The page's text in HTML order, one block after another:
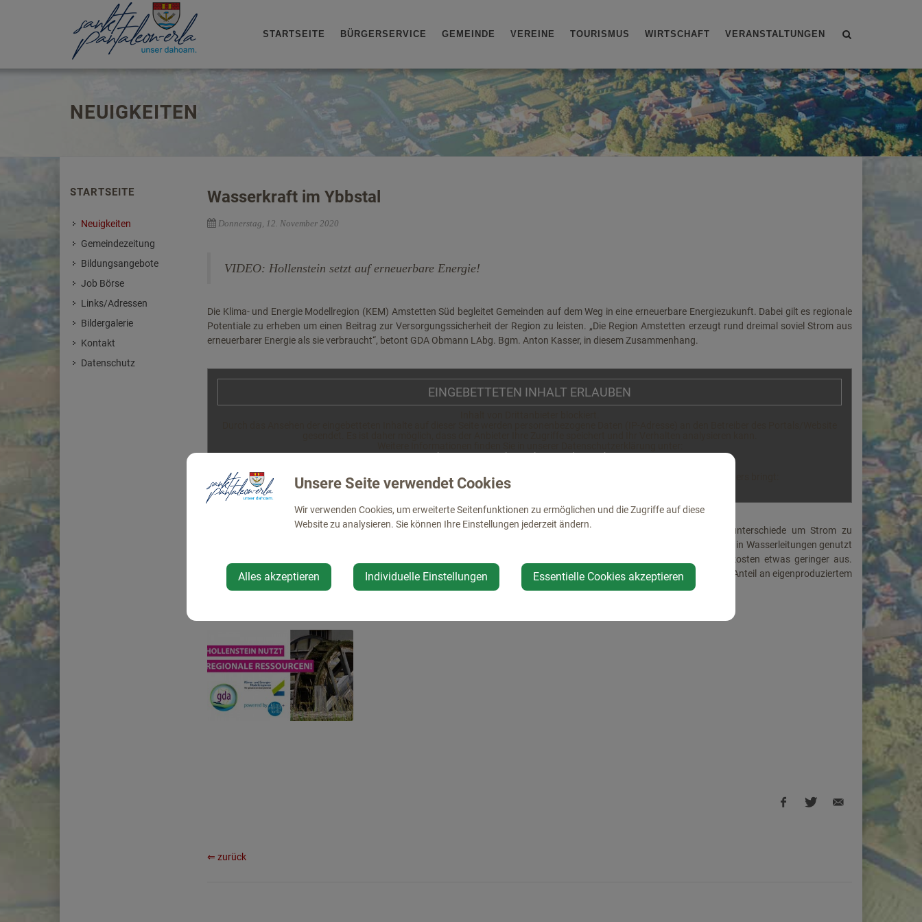
Site
STARTSEITE BÜRGERSERVICE GEMEINDE VEREINE TOURISMUS WIRTSCHAFT VERANSTALTUNGEN
NEUIGKEITEN
Wasserkraft im Ybbstal
Donnerstag, 12. November 2020
VIDEO: Hollenstein setzt auf erneuerbare Energie!
Die Klima- und Energie Modellregion (KEM) Amstetten Süd begleitet Gemeinden auf dem Weg in eine erneuerbare Energiezukunft. Dabei gilt es regionale
Potentiale zu erheben um einen Beitrag zur Versorgungssicherheit der Region zu leisten. „Die Region Amstetten erzeugt rund dreimal soviel Strom aus
erneuerbarer Energie als sie verbraucht“, betont GDA Obmann LAbg. Bgm. Anton Kasser, in diesem Zusammenhang.
EINGEBETTETEN INHALT ERLAUBEN
https://st-pantaleon-erla.gv.at/datenschutz
Alternativ können Sie auch den folgenden Link benutzen, der Sie direkt zum Inhalt auf die Website des Anbieters bringt:
https://www.youtube.com/embed/pcAdNCZ_2yw
Hollenstein nutzt vorhandene Ressourcen - Die Gemeinde Hollenstein/Y. nutzt bereits seit Jahren natürliche Höhenunterschiede um Strom zu
produzieren. In Quell- bzw. Trinkwasserkraftwerken produzierter Strom bietet dabei doppelten Nutzen. Hier wird die Fallhöhe in Wasserleitungen genutzt
um Strom zu erzeugen. Da die Leitungen und nötige Infrastruktur bereits vorhanden sind, fallen auch die Investitionskosten etwas geringer aus.
Derartige Wasserkraftwerke sowie ein eigenes Niederspannungsnetz sorgen in der Gemeinde Hollenstein/Y. für einen hohen Anteil an eigenproduziertem
Strom.
⇐ zurück
STARTSEITE
Neuigkeiten
Gemeindezeitung
Bildungsangebote
Job Börse
Links/Adressen
Bildergalerie
Kontakt
Datenschutz
Unsere Seite verwendet Cookies
Wir verwenden Cookies, um erweiterte Seitenfunktionen zu ermöglichen und die Zugriffe auf diese
Website zu analysieren. Sie können Ihre Einstellungen jederzeit ändern.
Alles akzeptieren Individuelle Einstellungen Essentielle Cookies akzeptieren